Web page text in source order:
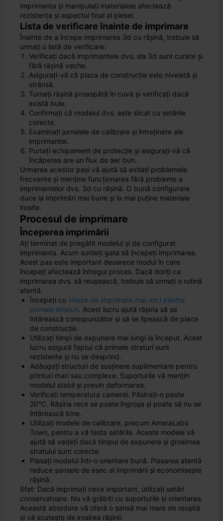
imprimanta și manipulați materialele afectează
rezistența și aspectul final al piesei.
Lista de verificare înainte de imprimare
Înainte de a începe imprimarea 3d cu rășină, trebuie să
urmați o listă de verificare:
Verificați dacă imprimantele dvs. sla 3d sunt curate și
fără rășină veche.
Asigurați-vă că placa de construcție este nivelată și
strânsă.
Turnați rășină proaspătă în cuvă și verificați dacă
există bule.
Confirmați că modelul dvs. este slicat cu setările
corecte.
Examinați jurnalele de calibrare și întreținere ale
imprimantei.
Purtați echipament de protecție și asigurați-vă că
încăperea are un flux de aer bun.
Urmarea acestor pași vă ajută să evitați problemele
frecvente și menține funcționarea fără probleme a
imprimantelor dvs. 3d cu rășină. O bună configurare
duce la imprimări mai bune și la mai puține materiale
irosite.
Procesul de imprimare
Începerea imprimării
Ați terminat de pregătit modelul și de configurat
imprimanta. Acum sunteți gata să începeți imprimarea.
Acest pas este important deoarece modul în care
începeți afectează întregul proces. Dacă doriți ca
imprimarea dvs. să reușească, trebuie să urmați o rutină
atentă.
Începeți cu viteze de imprimare mai mici pentru
primele straturi. Acest lucru ajută rășina să se
întărească corespunzător și să se lipească de placa
de construcție.
Utilizați timpi de expunere mai lungi la început. Acest
lucru asigură faptul că primele straturi sunt
rezistente și nu se desprind.
Adăugați structuri de susținere suplimentare pentru
printuri mari sau complexe. Suporturile vă mențin
modelul stabil și previn deformarea.
Verificați temperatura camerei. Păstrați-o peste
20°C. Rășina rece se poate îngroșa și poate să nu se
întărească bine.
Utilizați modele de calibrare, precum AmeraLabs
Town, pentru a vă testa setările. Aceste modele vă
ajută să vedeți dacă timpul de expunere și grosimea
stratului sunt corecte.
Plasați modelul într-o orientare bună. Plasarea atentă
reduce șansele de eșec al imprimării și economisește
rășină.
Sfat: Dacă imprimați ceva important, utilizați setări
conservatoare. Nu vă grăbiți cu suporturile și orientarea.
Această abordare vă oferă o șansă mai mare de reușită
și vă scutește de irosirea rășinii.